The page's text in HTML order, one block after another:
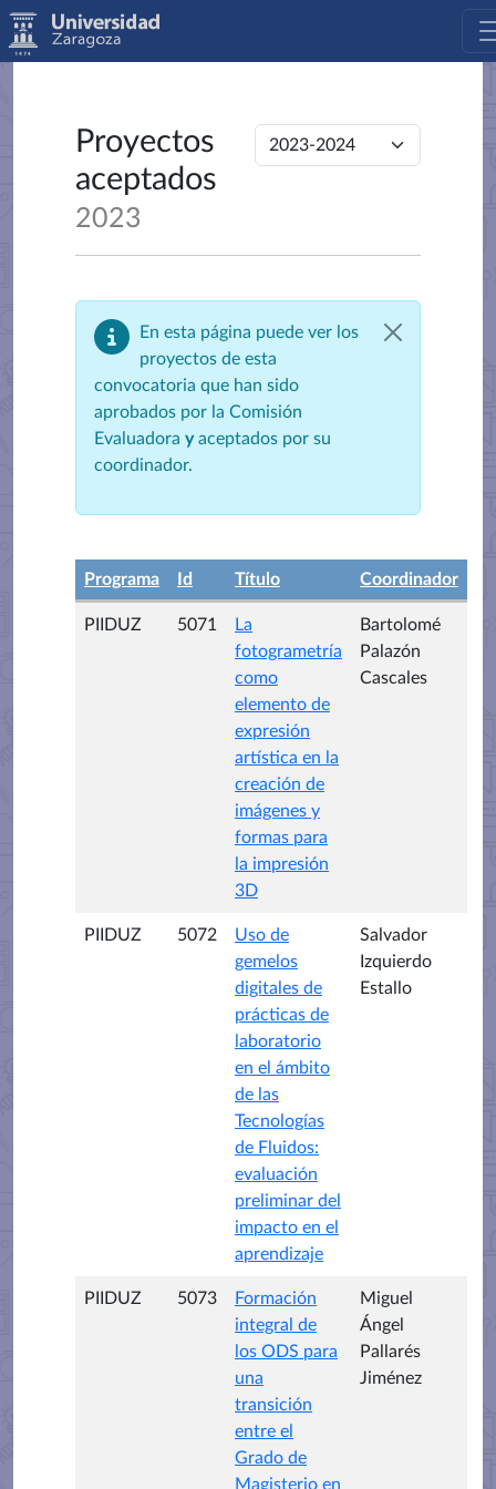
Proyectos
aceptados
2023
En esta página puede ver los
proyectos de esta
convocatoria que han sido
aprobados por la Comisión
Evaluadora yaceptados por su
coordinador.
Programa Id Título Coordinador
PIIDUZ 5071
La
fotogrametría
como
elemento de
expresión
artística en la
creación de
imágenes y
formas para
la impresión
3D
Bartolomé
Palazón
Cascales
PIIDUZ 5072
Uso de
gemelos
digitales de
prácticas de
laboratorio
en el ámbito
de las
Tecnologías
de Fluidos:
evaluación
preliminar del
impacto en el
aprendizaje
Salvador
Izquierdo
Estallo
PIIDUZ 5073
Formación
integral de
los ODS para
una
transición
entre el
Grado de
Magisterio en
Miguel
Ángel
Pallarés
Jiménez